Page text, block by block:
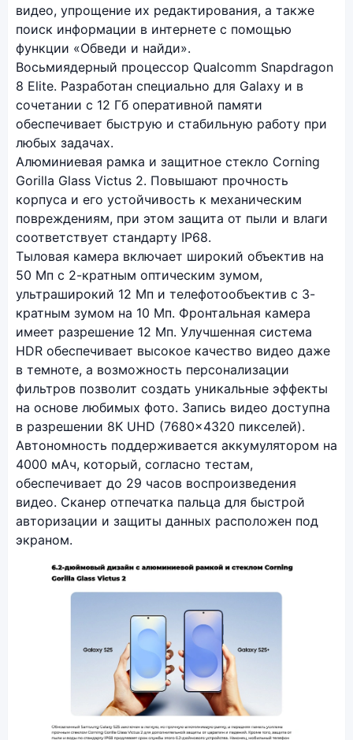
видео, упрощение их редактирования, а также
поиск информации в интернете с помощью
функции «Обведи и найди».
Восьмиядерный процессор Qualcomm Snapdragon
8 Elite. Разработан специально для Galaxy и в
сочетании с 12 Гб оперативной памяти
обеспечивает быструю и стабильную работу при
любых задачах.
Алюминиевая рамка и защитное стекло Corning
Gorilla Glass Victus 2. Повышают прочность
корпуса и его устойчивость к механическим
повреждениям, при этом защита от пыли и влаги
соответствует стандарту IP68.
Тыловая камера включает широкий объектив на
50 Мп с 2-кратным оптическим зумом,
ультраширокий 12 Мп и телефотообъектив с 3-
кратным зумом на 10 Мп. Фронтальная камера
имеет разрешение 12 Мп. Улучшенная система
HDR обеспечивает высокое качество видео даже
в темноте, а возможность персонализации
фильтров позволит создать уникальные эффекты
на основе любимых фото. Запись видео доступна
в разрешении 8K UHD (7680x4320 пикселей).
Автономность поддерживается аккумулятором на
4000 мАч, который, согласно тестам,
обеспечивает до 29 часов воспроизведения
видео. Сканер отпечатка пальца для быстрой
авторизации и защиты данных расположен под
экраном.